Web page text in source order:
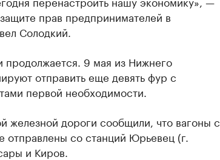
прав предпринимателей в
Солодкий.
9 мая из Нижнего
отправить еще девять фур с
первой необходимости.
железной дороги сообщили, что вагоны с
отправлены со станций Юрьевец (г.
и Киров.